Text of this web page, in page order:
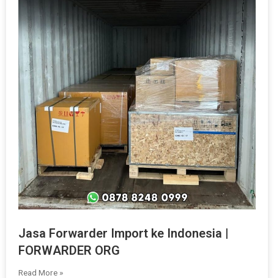
Jasa Forwarder Import ke Indonesia |
FORWARDER ORG
Read More »